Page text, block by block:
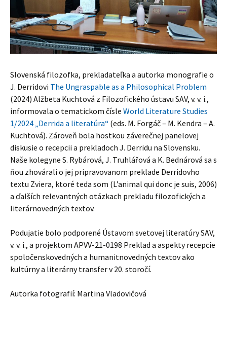
Slovenská filozofka, prekladateľka a autorka monografie o
J. Derridovi The Ungraspable as a Philosophical Problem
(2024) Alžbeta Kuchtová z Filozofického ústavu SAV, v. v. i.,
informovala o tematickom čísle World Literature Studies
1/2024 „Derrida a literatúra“ (eds. M. Forgáč – M. Kendra – A.
Kuchtová). Zároveň bola hostkou záverečnej panelovej
diskusie o recepcii a prekladoch J. Derridu na Slovensku.
Naše kolegyne S. Rybárová, J. Truhlářová a K. Bednárová sa s
ňou zhovárali o jej pripravovanom preklade Derridovho
textu Zviera, ktoré teda som (L’animal qui donc je suis, 2006)
a ďalších relevantných otázkach prekladu filozofických a
literárnovedných textov.
Podujatie bolo podporené Ústavom svetovej literatúry SAV,
v. v. i., a projektom APVV-21-0198 Preklad a aspekty recepcie
spoločenskovedných a humanitnovedných textov ako
kultúrny a literárny transfer v 20. storočí.
Autorka fotografií: Martina Vladovičová